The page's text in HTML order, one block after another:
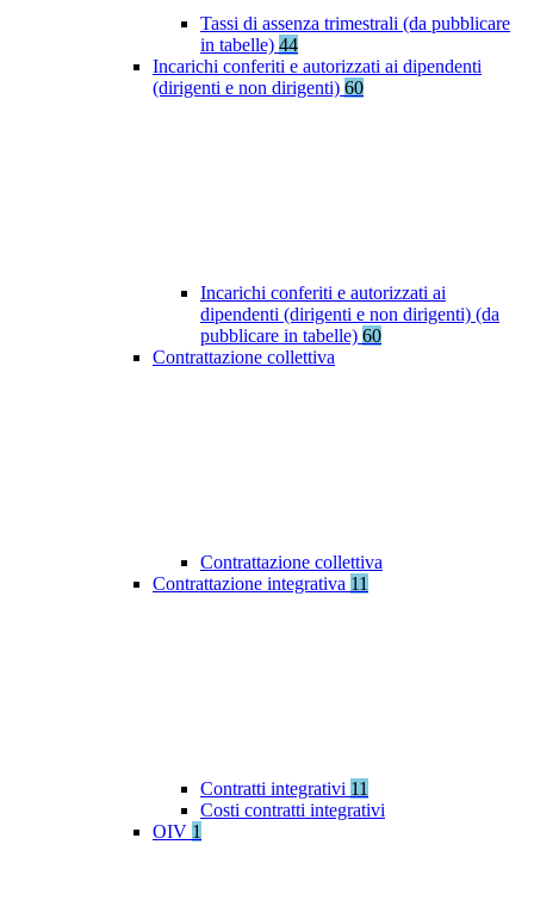
Tassi di assenza trimestrali (da pubblicare
in tabelle) 44
Incarichi conferiti e autorizzati ai dipendenti
(dirigenti e non dirigenti) 60
Incarichi conferiti e autorizzati ai
dipendenti (dirigenti e non dirigenti) (da
pubblicare in tabelle) 60
Contrattazione collettiva
Contrattazione collettiva
Contrattazione integrativa 11
Contratti integrativi 11
Costi contratti integrativi
OIV 1